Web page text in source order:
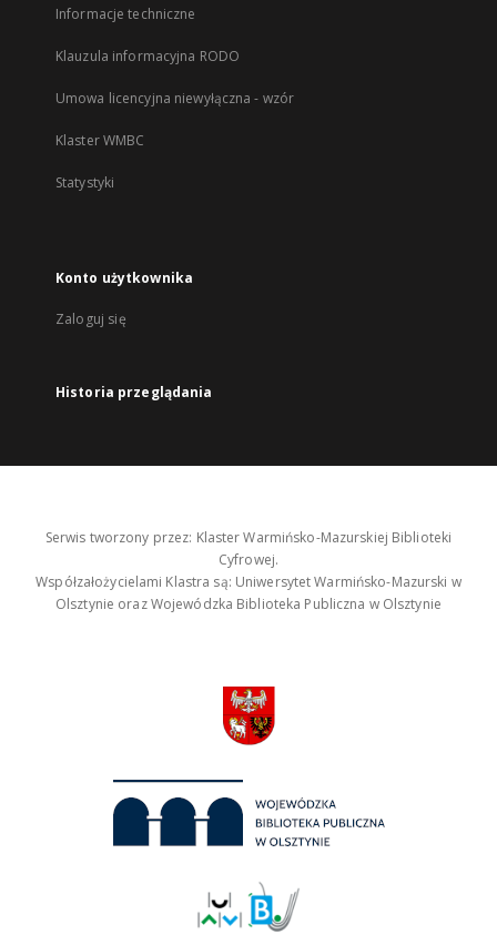
Informacje techniczne
Klauzula informacyjna RODO
Umowa licencyjna niewyłączna - wzór
Klaster WMBC
Statystyki
Konto użytkownika
Zaloguj się
Historia przeglądania
Serwis tworzony przez: Klaster Warmińsko-Mazurskiej Biblioteki
Cyfrowej.
Współzałożycielami Klastra są: Uniwersytet Warmińsko-Mazurski w
Olsztynie oraz Wojewódzka Biblioteka Publiczna w Olsztynie